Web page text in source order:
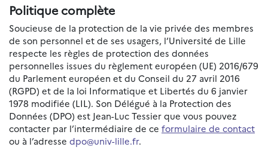
Politique complète
Soucieuse de la protection de la vie privée des membres
de son personnel et de ses usagers, l’Université de Lille
respecte les règles de protection des données
personnelles issues du règlement européen (UE) 2016/679
du Parlement européen et du Conseil du 27 avril 2016
(RGPD) et de la loi Informatique et Libertés du 6 janvier
1978 modifiée (LIL). Son Délégué à la Protection des
Données (DPO) est Jean-Luc Tessier que vous pouvez
contacter par l’intermédiaire de ce formulaire de contact
ou à l’adresse dpo@univ-lille.fr.